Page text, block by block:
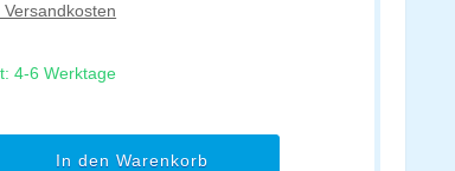
4-6 Werktage
In den Warenkorb